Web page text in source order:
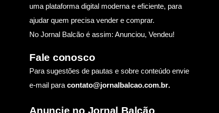
uma plataforma digital moderna e eficiente, para
ajudar quem precisa vender e comprar.
No Jornal Balcão é assim: Anunciou, Vendeu!
Fale conosco
Para sugestões de pautas e sobre conteúdo envie
e-mail para contato@jornalbalcao.com.br.
Anuncie no Jornal Balcão